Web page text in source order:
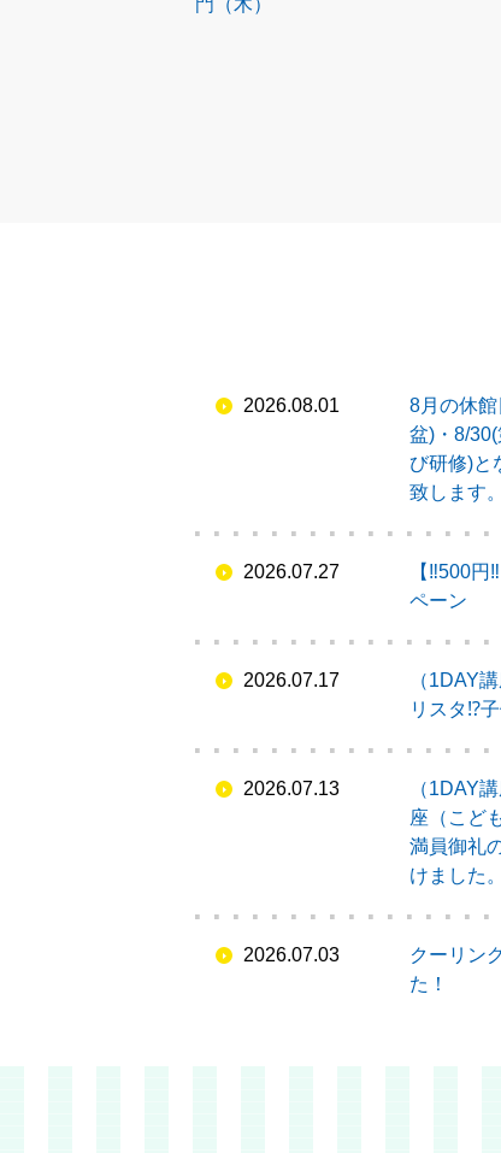
2026.08.01
8月の休
盆)・8/
び研修)と
致します。
2026.07.27
【‼500
ペーン
2026.07.17
（1DAY
リスタ⁉
2026.07.13
（1DAY
座（こど
満員御礼
けました。
2026.07.03
クーリン
た！